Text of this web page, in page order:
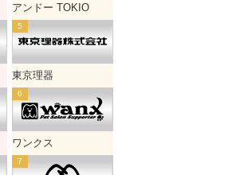
アンドー TOKIO
東京理器
ワンクス